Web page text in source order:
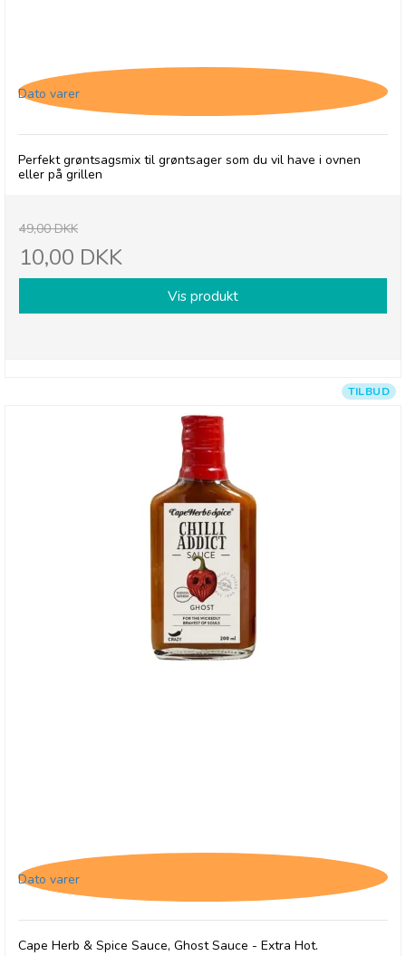
Dato varer
Perfekt grøntsagsmix til grøntsager som du vil have i ovnen
eller på grillen
49,00 DKK
10,00 DKK
Vis produkt
TILBUD
Dato varer
Cape Herb & Spice Sauce, Ghost Sauce - Extra Hot.